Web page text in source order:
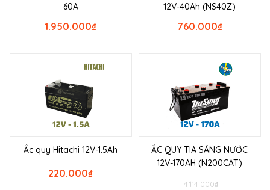
60A
₫
1.950.000
12V-40Ah (NS40Z)
₫
760.000
Ắc quy Hitachi 12V-1.5Ah
₫
220.000
ẮC QUY TIA SÁNG NƯỚC
12V-170AH (N200CAT)
₫
4.114.000